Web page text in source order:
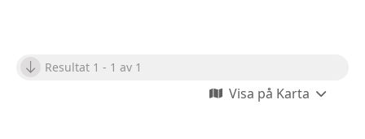
Resultat 1 - 1 av 1
Visa på Karta